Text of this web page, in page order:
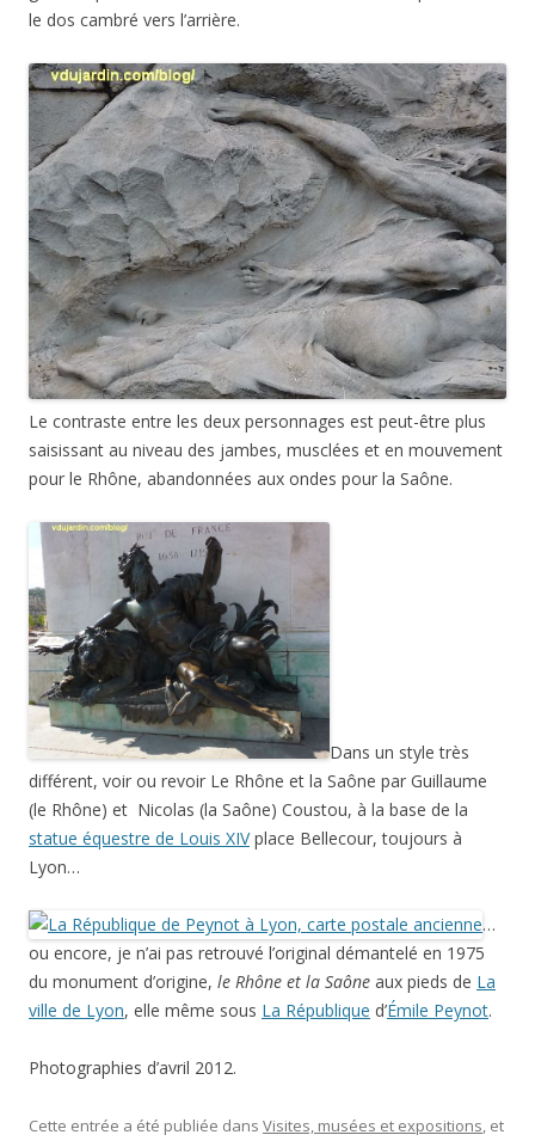
le dos cambré vers l’arrière.
Le contraste entre les deux personnages est peut-être plus
saisissant au niveau des jambes, musclées et en mouvement
pour le Rhône, abandonnées aux ondes pour la Saône.
Dans un style très
différent, voir ou revoir Le Rhône et la Saône par Guillaume
(le Rhône) et Nicolas (la Saône) Coustou, à la base de la
statue équestre de Louis XIVplace Bellecour, toujours à
Lyon…
…
ou encore, je n’ai pas retrouvé l’original démantelé en 1975
du monument d’origine, le Rhône et la Saône aux pieds de La
ville de Lyon, elle même sous La République d’Émile Peynot.
Photographies d’avril 2012.
Cette entrée a été publiée dans Visites, musées et expositions, et